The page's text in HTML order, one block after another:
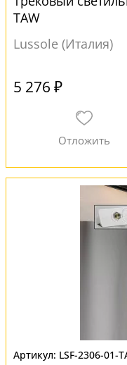
TAW
Lussole (Италия)
5 276 ₽
LSF-2306-01-